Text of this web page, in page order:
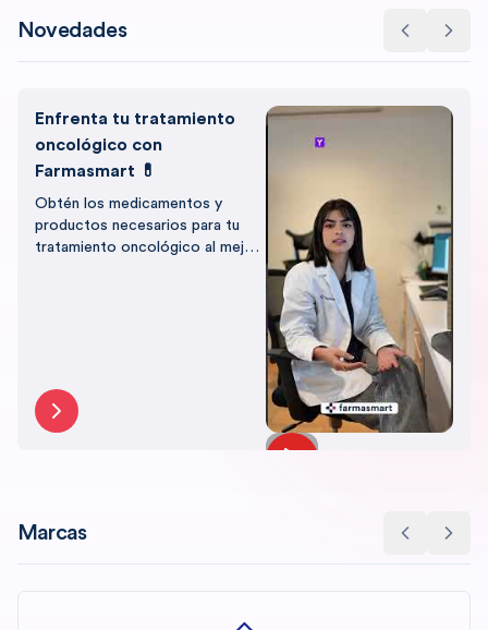
Novedades
Enfrenta tu tratamiento
oncológico con
Farmasmart 💊
Obtén los medicamentos y
productos necesarios para tu
tratamiento oncológico al mejor
Marcas